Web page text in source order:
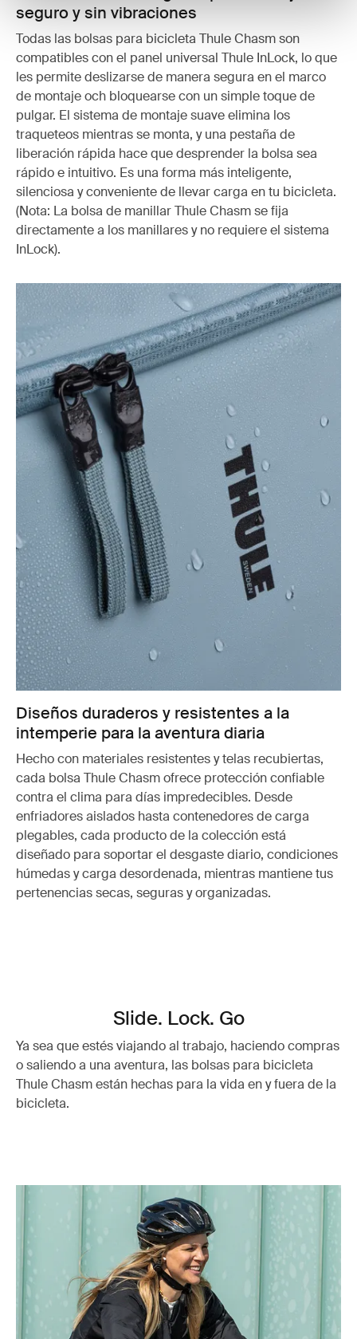
seguro y sin vibraciones
Todas las bolsas para bicicleta Thule Chasm son
compatibles con el panel universal Thule InLock, lo que
les permite deslizarse de manera segura en el marco
de montaje och bloquearse con un simple toque de
pulgar. El sistema de montaje suave elimina los
traqueteos mientras se monta, y una pestaña de
liberación rápida hace que desprender la bolsa sea
rápido e intuitivo. Es una forma más inteligente,
silenciosa y conveniente de llevar carga en tu bicicleta.
(Nota: La bolsa de manillar Thule Chasm se fija
directamente a los manillares y no requiere el sistema
InLock).
Diseños duraderos y resistentes a la
intemperie para la aventura diaria
Hecho con materiales resistentes y telas recubiertas,
cada bolsa Thule Chasm ofrece protección confiable
contra el clima para días impredecibles. Desde
enfriadores aislados hasta contenedores de carga
plegables, cada producto de la colección está
diseñado para soportar el desgaste diario, condiciones
húmedas y carga desordenada, mientras mantiene tus
pertenencias secas, seguras y organizadas.
Slide. Lock. Go
Ya sea que estés viajando al trabajo, haciendo compras
o saliendo a una aventura, las bolsas para bicicleta
Thule Chasm están hechas para la vida en y fuera de la
bicicleta.